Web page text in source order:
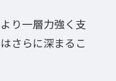
り一層力強く支
さらに深まるこ